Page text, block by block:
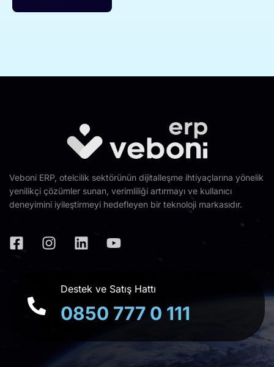
Veboni ERP, otelcilik sektörünün dijitalleşme ihtiyaçlarına yönelik
yenilikçi çözümler sunan, verimliliği artırmayı ve kullanıcı
deneyimini iyileştirmeyi hedefleyen bir teknoloji markasıdır.
Destek ve Satış Hattı
0850 777 0 111